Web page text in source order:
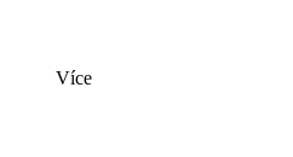
Více